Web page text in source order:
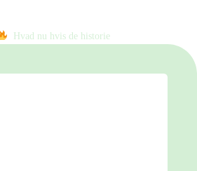
⁠ ⁠ Hvad nu hvis de historie